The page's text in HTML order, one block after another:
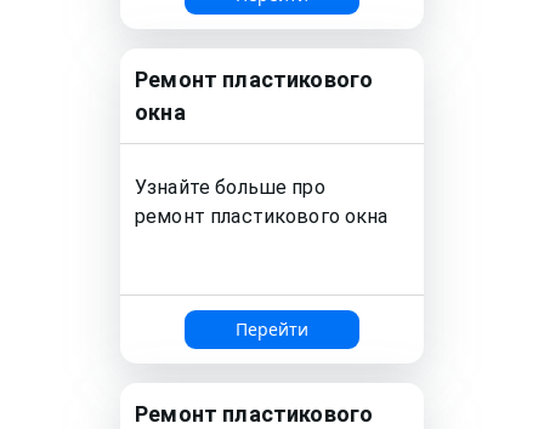
Ремонт пластикового
окна
Узнайте больше про
ремонт пластикового окна
Перейти
Ремонт пластикового